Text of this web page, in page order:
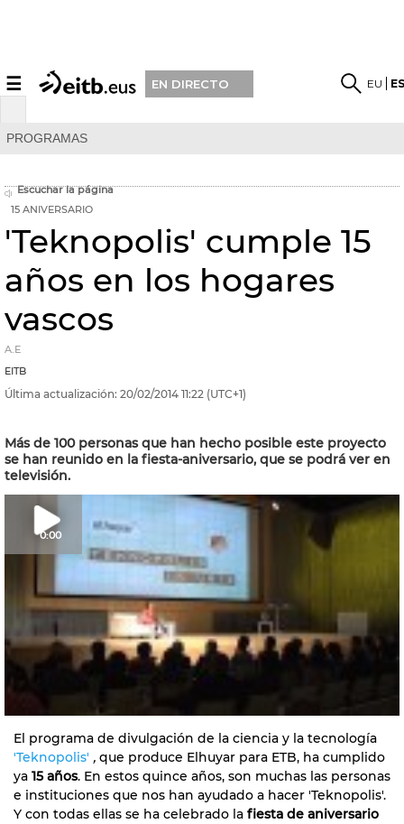
☰ EN DIRECTO EU
PROGRAMAS
Escuchar la página
15 ANIVERSARIO
'Teknopolis' cumple 15
años en los hogares
vascos
A.E
EITB
Última actualización: 20/02/2014 11:22 (UTC+1)
Más de 100 personas que han hecho posible este proyecto
se han reunido en la fiesta-aniversario, que se podrá ver en
televisión.
0:00
El programa de divulgación de la ciencia y la tecnología
'Teknopolis' , que produce Elhuyar para ETB, ha cumplido
ya 15 años. En estos quince años, son muchas las personas
e instituciones que nos han ayudado a hacer 'Teknopolis'.
Y con todas ellas se ha celebrado la fiesta de aniversario